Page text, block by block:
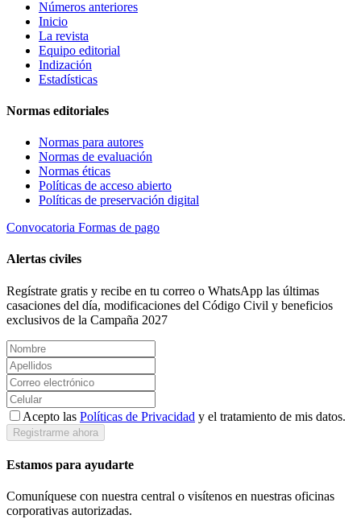
Números anteriores
Inicio
La revista
Equipo editorial
Indización
Estadísticas
Normas editoriales
Normas para autores
Normas de evaluación
Normas éticas
Políticas de acceso abierto
Políticas de preservación digital
Convocatoria Formas de pago
Alertas civiles
Regístrate gratis y recibe en tu correo o WhatsApp las últimas
casaciones del día, modificaciones del Código Civil y beneficios
exclusivos de la Campaña 2027
Acepto las Políticas de Privacidad y el tratamiento de mis datos.
Registrarme ahora
Estamos para ayudarte
Comuníquese con nuestra central o visítenos en nuestras oficinas
corporativas autorizadas.